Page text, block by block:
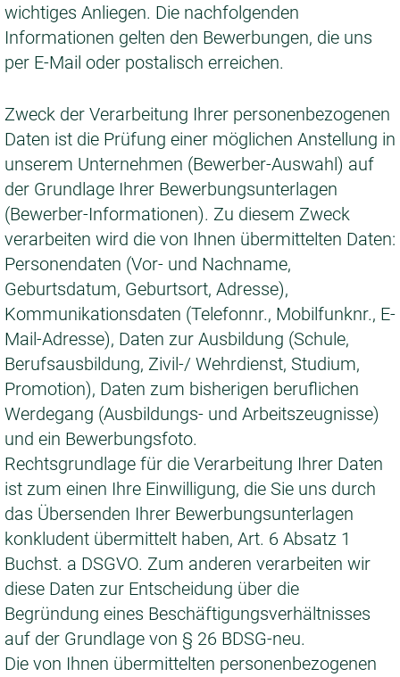
wichtiges Anliegen. Die nachfolgenden
Informationen gelten den Bewerbungen, die uns
per E-Mail oder postalisch erreichen.
Zweck der Verarbeitung Ihrer personenbezogenen
Daten ist die Prüfung einer möglichen Anstellung in
unserem Unternehmen (Bewerber-Auswahl) auf
der Grundlage Ihrer Bewerbungsunterlagen
(Bewerber-Informationen). Zu diesem Zweck
verarbeiten wird die von Ihnen übermittelten Daten:
Personendaten (Vor- und Nachname,
Geburtsdatum, Geburtsort, Adresse),
Kommunikationsdaten (Telefonnr., Mobilfunknr., E-
Mail-Adresse), Daten zur Ausbildung (Schule,
Berufsausbildung, Zivil-/ Wehrdienst, Studium,
Promotion), Daten zum bisherigen beruflichen
Werdegang (Ausbildungs- und Arbeitszeugnisse)
und ein Bewerbungsfoto.
Rechtsgrundlage für die Verarbeitung Ihrer Daten
ist zum einen Ihre Einwilligung, die Sie uns durch
das Übersenden Ihrer Bewerbungsunterlagen
konkludent übermittelt haben, Art. 6 Absatz 1
Buchst. a DSGVO. Zum anderen verarbeiten wir
diese Daten zur Entscheidung über die
Begründung eines Beschäftigungsverhältnisses
auf der Grundlage von § 26 BDSG-neu.
Die von Ihnen übermittelten personenbezogenen